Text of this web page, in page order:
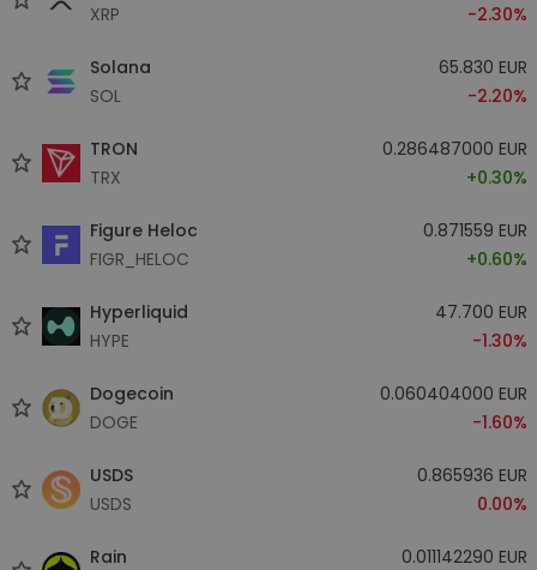
XRP
-2.30%
Solana
SOL
65.830 EUR
-2.20%
TRON
TRX
0.286487000 EUR
+0.30%
Figure Heloc
FIGR_HELOC
0.871559 EUR
+0.60%
Hyperliquid
HYPE
47.700 EUR
-1.30%
Dogecoin
DOGE
0.060404000 EUR
-1.60%
USDS
USDS
0.865936 EUR
0.00%
Rain 0.011142290 EUR